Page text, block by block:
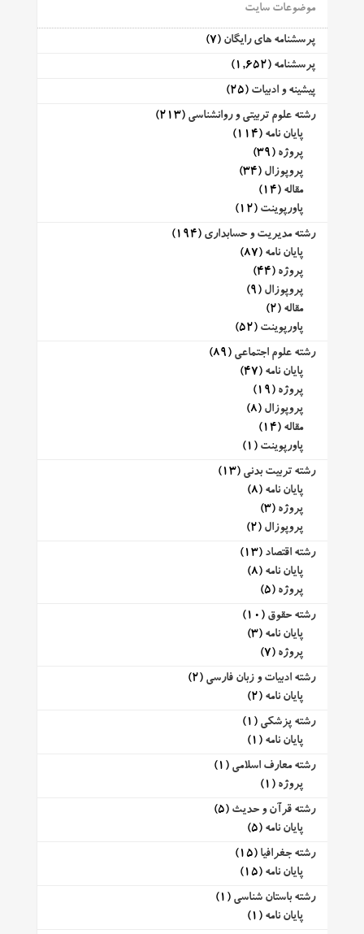
موضوعات سایت
پرسشنامه های رایگان (7)
پرسشنامه (1,652)
پیشینه و ادبیات (25)
رشته علوم تربیتی و روانشناسی (213)
پایان نامه (114)
پروژه (39)
پروپوزال (34)
مقاله (14)
پاورپوینت (12)
رشته مدیریت و حسابداری (194)
پایان نامه (87)
پروژه (44)
پروپوزال (9)
مقاله (2)
پاورپوینت (52)
رشته علوم اجتماعی (89)
پایان نامه (47)
پروژه (19)
پروپوزال (8)
مقاله (14)
پاورپوینت (1)
رشته تربیت بدنی (13)
پایان نامه (8)
پروژه (3)
پروپوزال (2)
رشته اقتصاد (13)
پایان نامه (8)
پروژه (5)
رشته حقوق (10)
پایان نامه (3)
پروژه (7)
رشته ادبیات و زبان فارسی (2)
پایان نامه (2)
رشته پزشکی (1)
پایان نامه (1)
رشته معارف اسلامی (1)
پروژه (1)
رشته قرآن و حدیث (5)
پایان نامه (5)
رشته جغرافیا (15)
پایان نامه (15)
رشته باستان شناسی (1)
پایان نامه (1)